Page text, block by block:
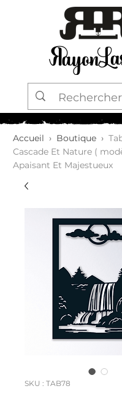
Accueil › Boutique ›
Cascade Et Nature (
Apaisant Et Majestueux
SKU : TAB78